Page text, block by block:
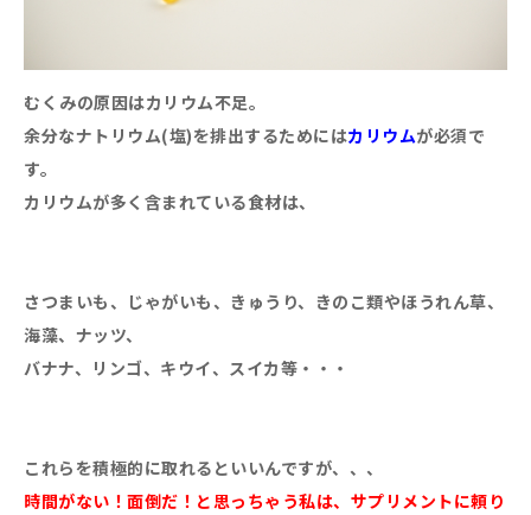
むくみの原因はカリウム不足。
余分なナトリウム(塩)を排出するためにはカリウムが必須で
す。
カリウムが多く含まれている食材は、
さつまいも、じゃがいも、きゅうり、きのこ類やほうれん草、
海藻、ナッツ、
バナナ、リンゴ、キウイ、スイカ等・・・
これらを積極的に取れるといいんですが、、、
時間がない！面倒だ！と思っちゃう私は、サプリメントに頼り